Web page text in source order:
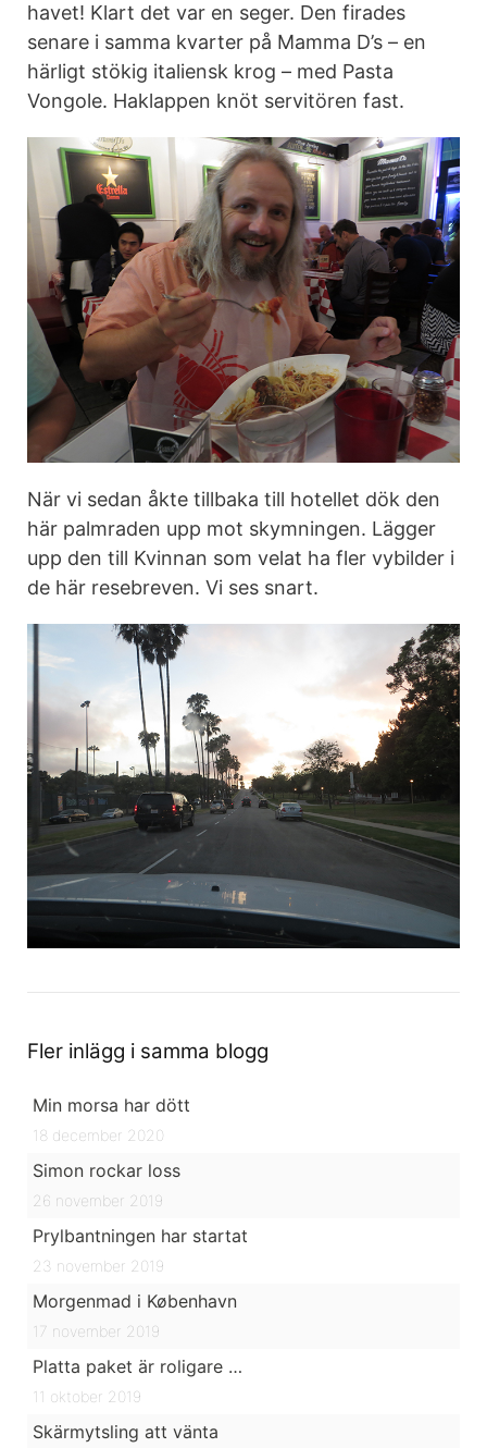
havet! Klart det var en seger. Den firades
senare i samma kvarter på Mamma D’s – en
härligt stökig italiensk krog – med Pasta
Vongole. Haklappen knöt servitören fast.
När vi sedan åkte tillbaka till hotellet dök den
här palmraden upp mot skymningen. Lägger
upp den till Kvinnan som velat ha fler vybilder i
de här resebreven. Vi ses snart.
Fler inlägg i samma blogg
Min morsa har dött
18 december 2020
Simon rockar loss
26 november 2019
Prylbantningen har startat
23 november 2019
Morgenmad i København
17 november 2019
Platta paket är roligare …
11 oktober 2019
Skärmytsling att vänta